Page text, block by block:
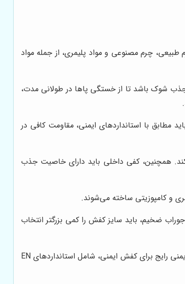
چرم مصنوعی و مواد پلیمری، از جمله مواد
جذب شوک باشد تا از خستگی پاها در طولانی مدت،
مطابق با استانداردهای ایمنی، مقاومت کافی در
همچنین، کفی داخلی باید دارای خاصیت جذب
و کامپوزیتی ساخته می‌شوند.
ضخیم، باید سایز کفش را کمی بزرگتر انتخاب
کفش ایمنی باید دارای استانداردهای ایمنی معتبر باشد تا از کیفیت و ایمنی آن، اطمینان حاصل شود. استانداردهای ایمنی رایج برای کفش ایمنی، شامل استانداردهای EN